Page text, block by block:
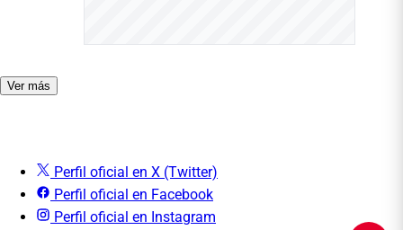
Ver más
Perfil oficial en X (Twitter)
Perfil oficial en Facebook
Perfil oficial en Instagram